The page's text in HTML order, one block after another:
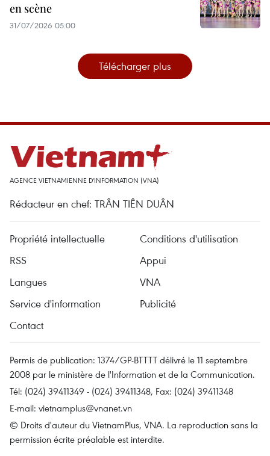
en scène
31/07/2026 05:00
Télécharger plus
AGENCE VIETNAMIENNE D'INFORMATION (VNA)
Rédacteur en chef: TRÂN TIÊN DUÂN
Propriété intellectuelle
Conditions d'utilisation
RSS
Appui
Langues
VNA
Service d'information
Publicité
Contact
Permis de publication: 1374/GP-BTTTT délivré le 11 septembre
2008 par le ministère de l'Information et de la Communication.
Tél: (024) 39411349 - (024) 39411348, Fax: (024) 39411348
E-mail: vietnamplus@vnanet.vn
© Droits d'auteur du VietnamPlus, VNA. La reproduction sans la
permission écrite préalable est interdite.